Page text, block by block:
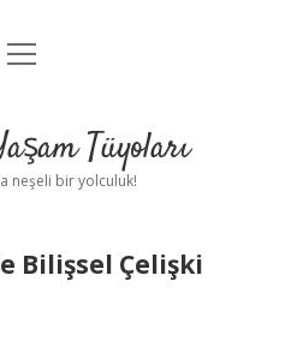
Uyarı
menüyü
Tüyoları
neşeli bir yolculuk!
Bilişsel Çelişki